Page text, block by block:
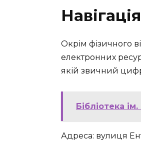
Окрім фізичного
електронних
якій звичний
Бібліотека
Адреса: вулиця